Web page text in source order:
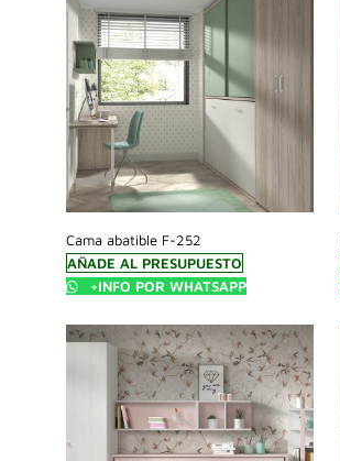
Cama abatible F-252
AÑADE AL PRESUPUESTO
+INFO POR WHATSAPP